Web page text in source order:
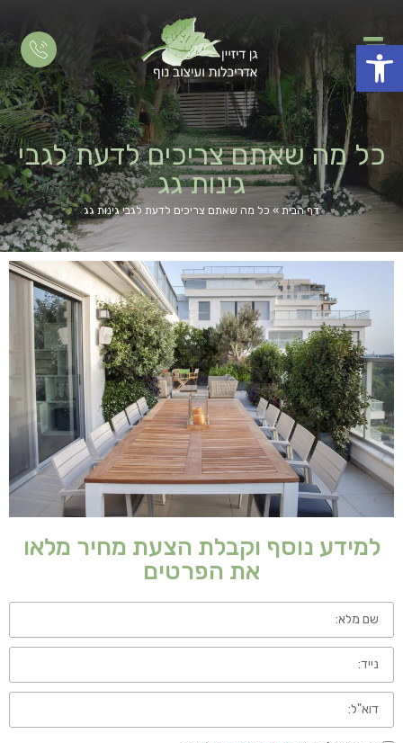
פתח סרגל נגישות
כל מה שאתם צריכים לדעת לגבי
גינות גג
דף הבית » כל מה שאתם צריכים לדעת לגבי גינות גג
למידע נוסף וקבלת הצעת מחיר מלאו
את הפרטים